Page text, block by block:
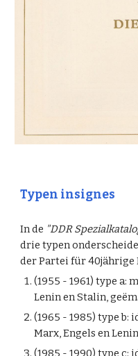
Typen insignes
In de "DDR
drie typen
der Partei für
(1955 - 1961) type a:
Lenin en Stalin,
(1965 - 1985) type
Marx, Engels en Lenin
(1985 - 1990) type c: